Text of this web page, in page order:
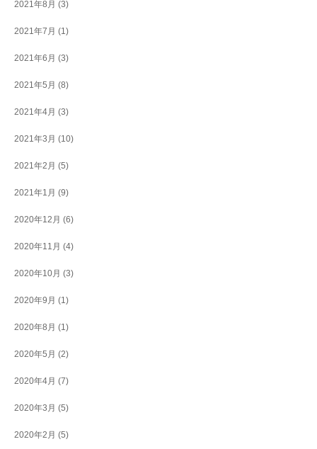
2021年8月 (3)
2021年7月 (1)
2021年6月 (3)
2021年5月 (8)
2021年4月 (3)
2021年3月 (10)
2021年2月 (5)
2021年1月 (9)
2020年12月 (6)
2020年11月 (4)
2020年10月 (3)
2020年9月 (1)
2020年8月 (1)
2020年5月 (2)
2020年4月 (7)
2020年3月 (5)
2020年2月 (5)